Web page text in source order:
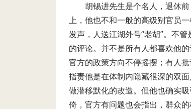
胡锡进先生是个名人，退休
上，他也不和一般的高级别官员
发声，人送江湖外号“老胡”。不
的评论。并不是所有人都喜欢他
官方的政策方向不停摇摆；有人
指责他是在体制内隐藏很深的双
做潜移默化的改造。但他也确实
倚，官方有问题也会指出，群众